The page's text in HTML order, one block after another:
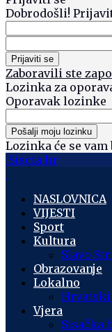
Dobrodošli!
Zaboravili ste
Lozinka za
Oporavak lozinke
Lozinka će se
Siscia hr
NASLOVNICA
VIJESTI
Sport
Kultura
Slavo
Obrazovanje
Lokalno
Vjera
Sisačka